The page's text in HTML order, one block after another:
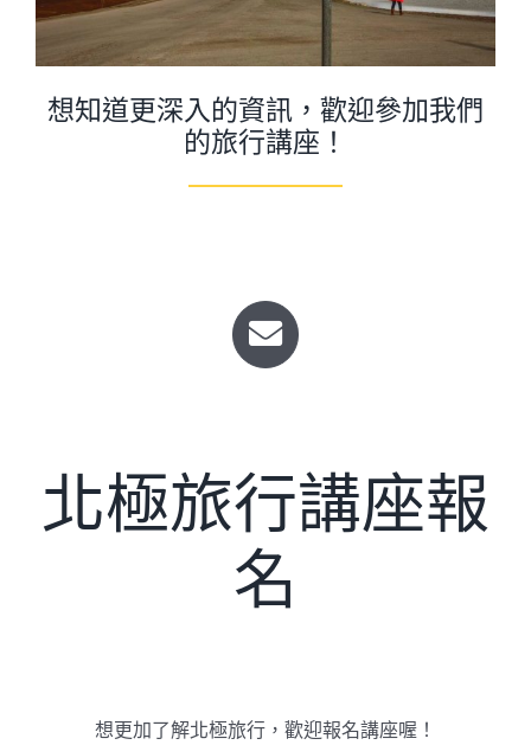
想知道更深入的資訊，歡迎參加我們
的旅行講座！
北極旅行講座報
名
想更加了解北極旅行，歡迎報名講座喔！